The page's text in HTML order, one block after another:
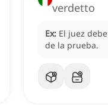
verdetto
Ex: El juez debe
de la prueba.